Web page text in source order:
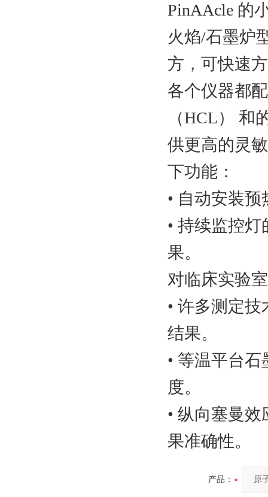
PinAAcle 的
火焰/石墨炉
方，可快速
各个仪器都
（HCL）
供更高的灵
下功能：
• 自动安装预
• 持续监控
果。
对临床实验
• 许多测定
结果。
• 等温平台
度。
• 纵向塞曼
果准确性。
产品：